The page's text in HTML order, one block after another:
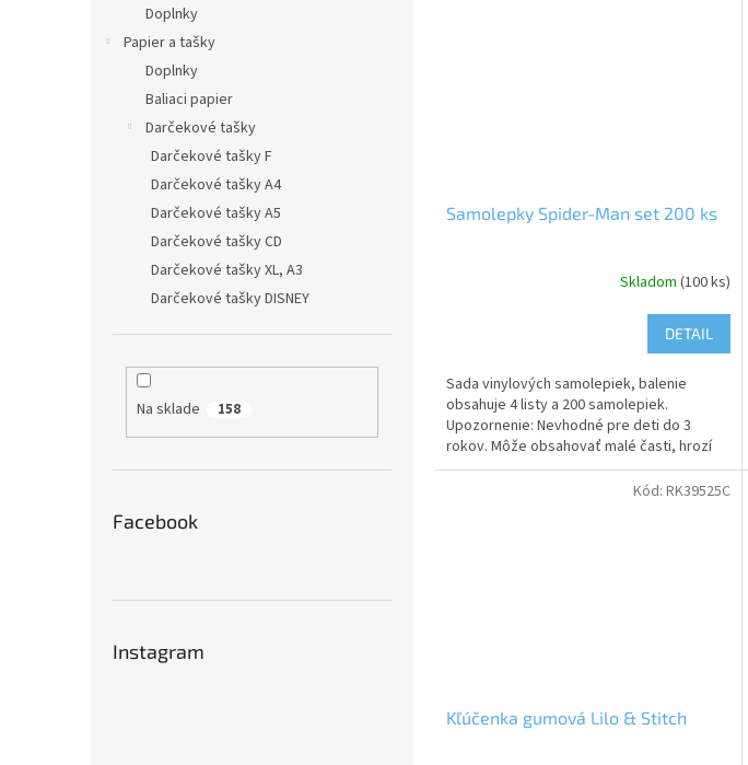
Doplnky
Papier a tašky
Doplnky
Baliaci papier
Darčekové tašky
Darčekové tašky F
Darčekové tašky A4
Darčekové tašky A5
Darčekové tašky CD
Darčekové tašky XL, A3
Darčekové tašky DISNEY
Na sklade 158
Facebook
Instagram
Samolepky Spider-Man set 200 ks
Skladom (100 ks)
DETAIL
Sada vinylových samolepiek, balenie
obsahuje 4 listy a 200 samolepiek.
Upozornenie: Nevhodné pre deti do 3
rokov. Môže obsahovať malé časti, hrozí
riziko udusenia
Kľúčenka gumová Lilo & Stitch
Kód: RK39525C